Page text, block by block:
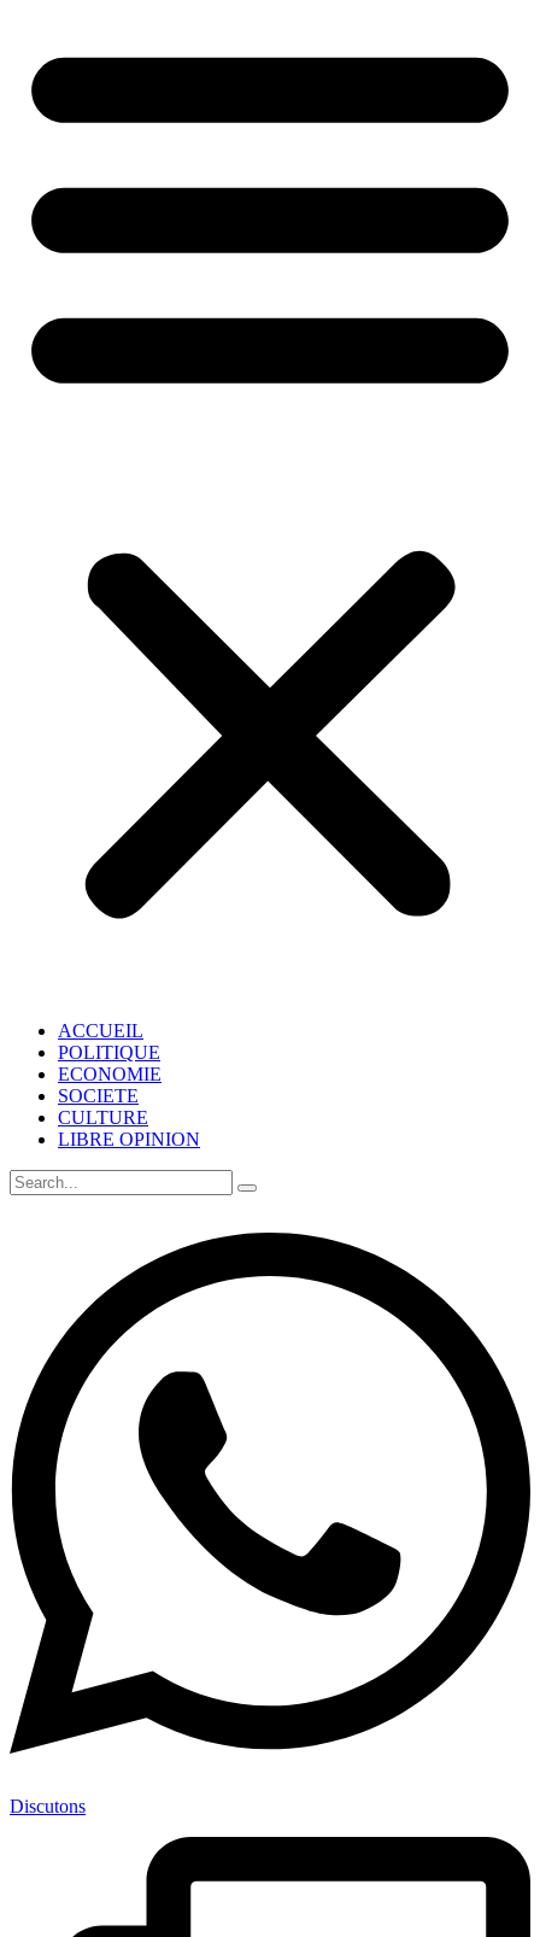
ACCUEIL
POLITIQUE
ECONOMIE
SOCIETE
CULTURE
LIBRE OPINION
Discutons